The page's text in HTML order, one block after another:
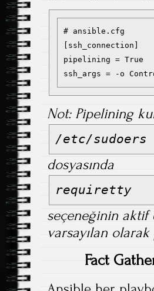
# ansible.cfg
[ssh_connection]
pipelining = True
Not: Pipelining
/etc/sudoers
dosyasında
requiretty
seçeneğinin aktif
varsayılan
Fact